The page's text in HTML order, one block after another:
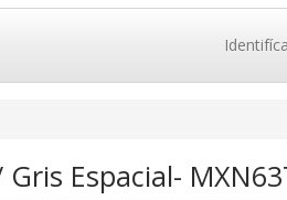
Espacial-